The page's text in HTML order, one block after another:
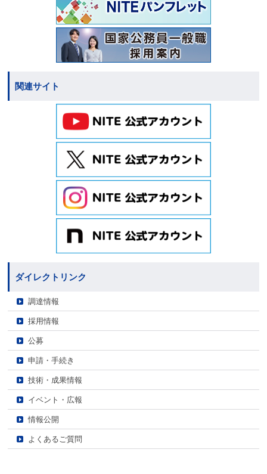
関連サイト
ダイレクトリンク
調達情報
採用情報
公募
申請・手続き
技術・成果情報
イベント・広報
情報公開
よくあるご質問